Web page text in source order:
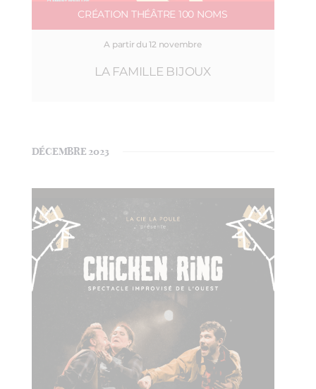
CRÉATION THÉÂTRE 100 NOMS
A partir du 12 novembre
LA FAMILLE BIJOUX
DÉCEMBRE 2023